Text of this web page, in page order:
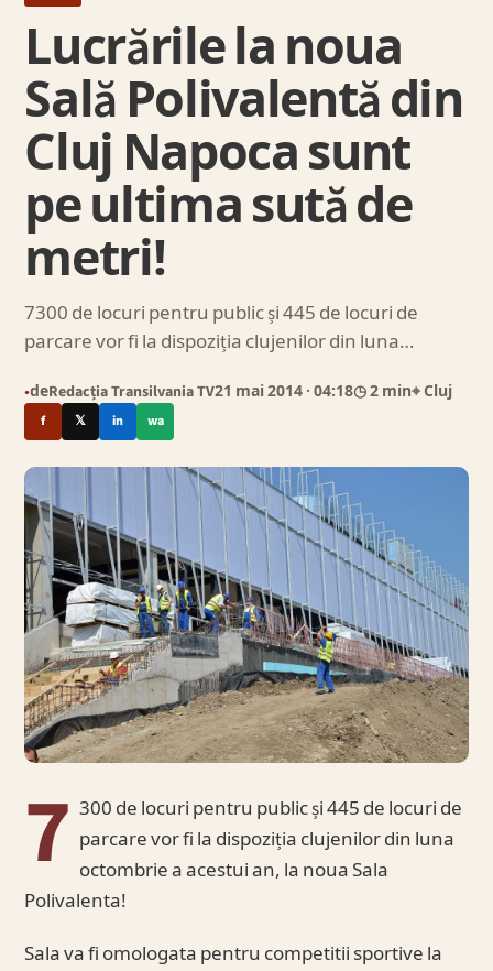
Lucrările la noua
Sală Polivalentă din
Cluj Napoca sunt
pe ultima sută de
metri!
7300 de locuri pentru public și 445 de locuri de
parcare vor fi la dispoziția clujenilor din luna…
●deRedacția Transilvania TV21 mai 2014 · 04:18◷ 2 min⌖ Cluj
f 𝕏 in wa
7 300 de locuri pentru public și 445 de locuri de
parcare vor fi la dispoziția clujenilor din luna
octombrie a acestui an, la noua Sala
Polivalenta!
Sala va fi omologata pentru competitii sportive la